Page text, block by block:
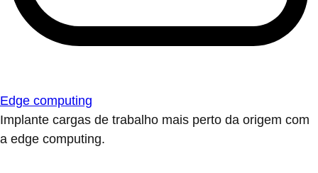
Edge computing
Implante cargas de trabalho mais perto da origem com
a edge computing.